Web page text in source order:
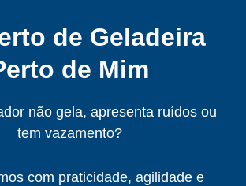
de Geladeira
de Mim
não gela, apresenta ruídos ou
tem vazamento?
com praticidade, agilidade e